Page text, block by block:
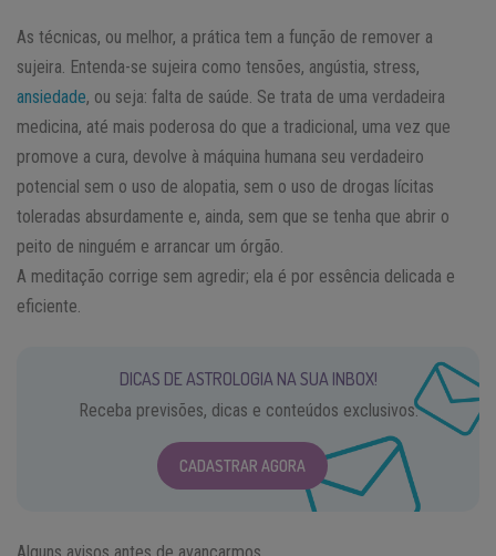
As técnicas, ou melhor, a prática tem a função de remover a
sujeira. Entenda-se sujeira como tensões, angústia, stress,
ansiedade, ou seja: falta de saúde. Se trata de uma verdadeira
medicina, até mais poderosa do que a tradicional, uma vez que
promove a cura, devolve à máquina humana seu verdadeiro
potencial sem o uso de alopatia, sem o uso de drogas lícitas
toleradas absurdamente e, ainda, sem que se tenha que abrir o
peito de ninguém e arrancar um órgão.
A meditação corrige sem agredir; ela é por essência delicada e
eficiente.
DICAS DE ASTROLOGIA NA SUA INBOX!
Receba previsões, dicas e conteúdos exclusivos.
CADASTRAR AGORA
Alguns avisos antes de avançarmos.